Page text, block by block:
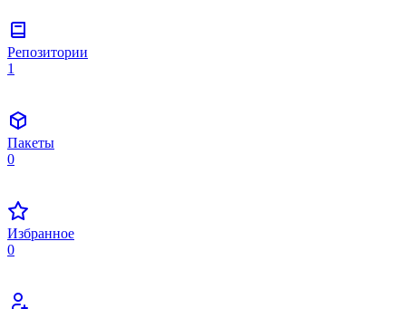
Репозитории
1
Пакеты
0
Избранное
0